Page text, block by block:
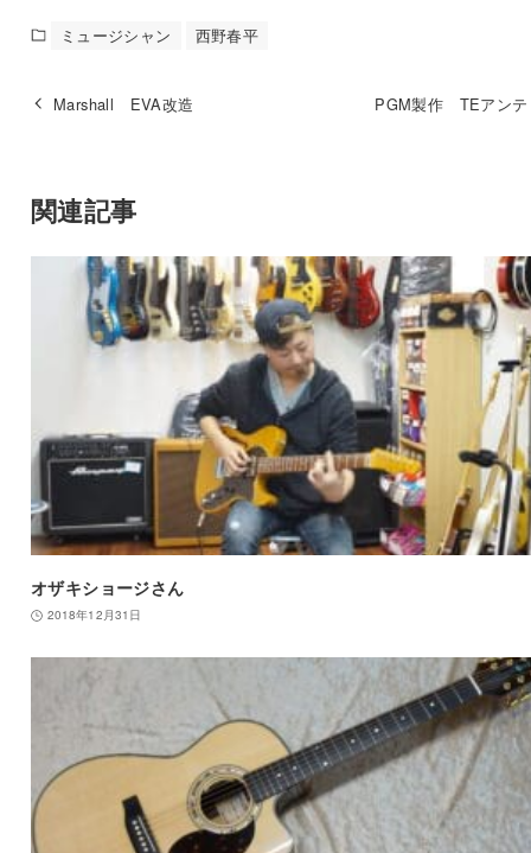
ミュージシャン 西野春平
Marshall EVA改造 PGM製作 TEアンテ
関連記事
オザキショージさん
2018年12月31日